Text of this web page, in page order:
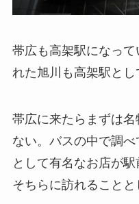
帯広も高架駅になっ
れた旭川も高架駅とし
帯広に来たらまずは
ない。バスの中で調
として有名なお店が駅
そちらに訪れることと